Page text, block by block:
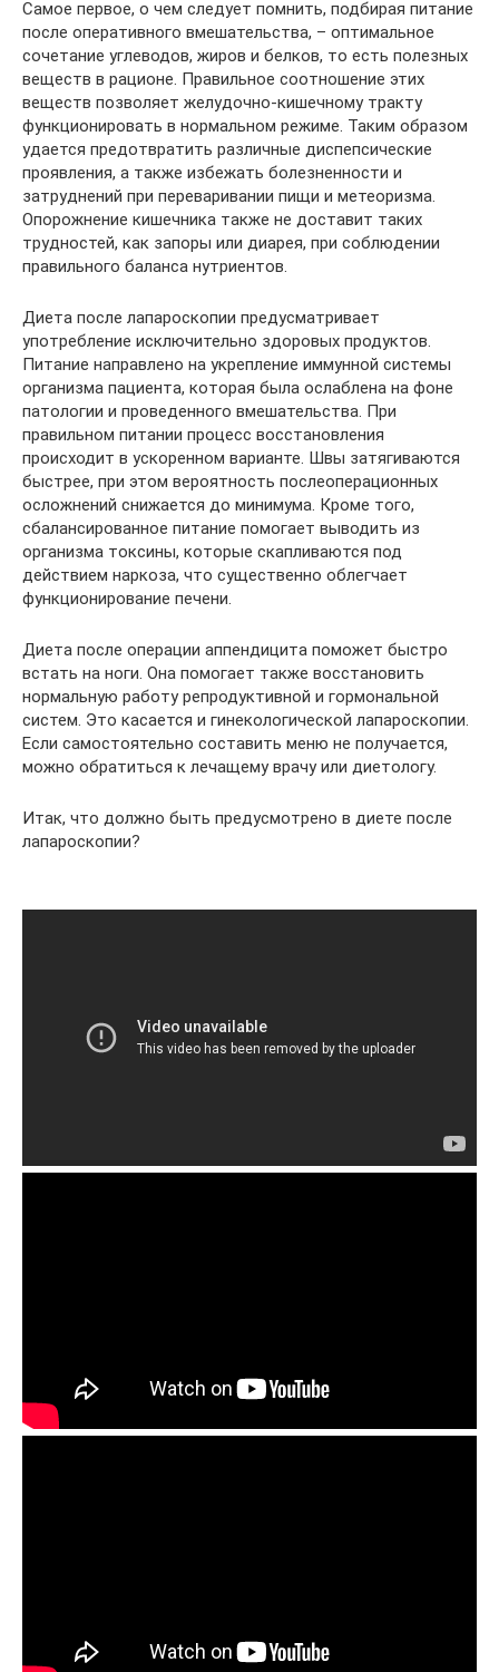
Самое первое, о чем следует помнить, подбирая питание
после оперативного вмешательства, – оптимальное
сочетание углеводов, жиров и белков, то есть полезных
веществ в рационе. Правильное соотношение этих
веществ позволяет желудочно-кишечному тракту
функционировать в нормальном режиме. Таким образом
удается предотвратить различные диспепсические
проявления, а также избежать болезненности и
затруднений при переваривании пищи и метеоризма.
Опорожнение кишечника также не доставит таких
трудностей, как запоры или диарея, при соблюдении
правильного баланса нутриентов.
Диета после лапароскопии предусматривает
употребление исключительно здоровых продуктов.
Питание направлено на укрепление иммунной системы
организма пациента, которая была ослаблена на фоне
патологии и проведенного вмешательства. При
правильном питании процесс восстановления
происходит в ускоренном варианте. Швы затягиваются
быстрее, при этом вероятность послеоперационных
осложнений снижается до минимума. Кроме того,
сбалансированное питание помогает выводить из
организма токсины, которые скапливаются под
действием наркоза, что существенно облегчает
функционирование печени.
Диета после операции аппендицита поможет быстро
встать на ноги. Она помогает также восстановить
нормальную работу репродуктивной и гормональной
систем. Это касается и гинекологической лапароскопии.
Если самостоятельно составить меню не получается,
можно обратиться к лечащему врачу или диетологу.
Итак, что должно быть предусмотрено в диете после
лапароскопии?